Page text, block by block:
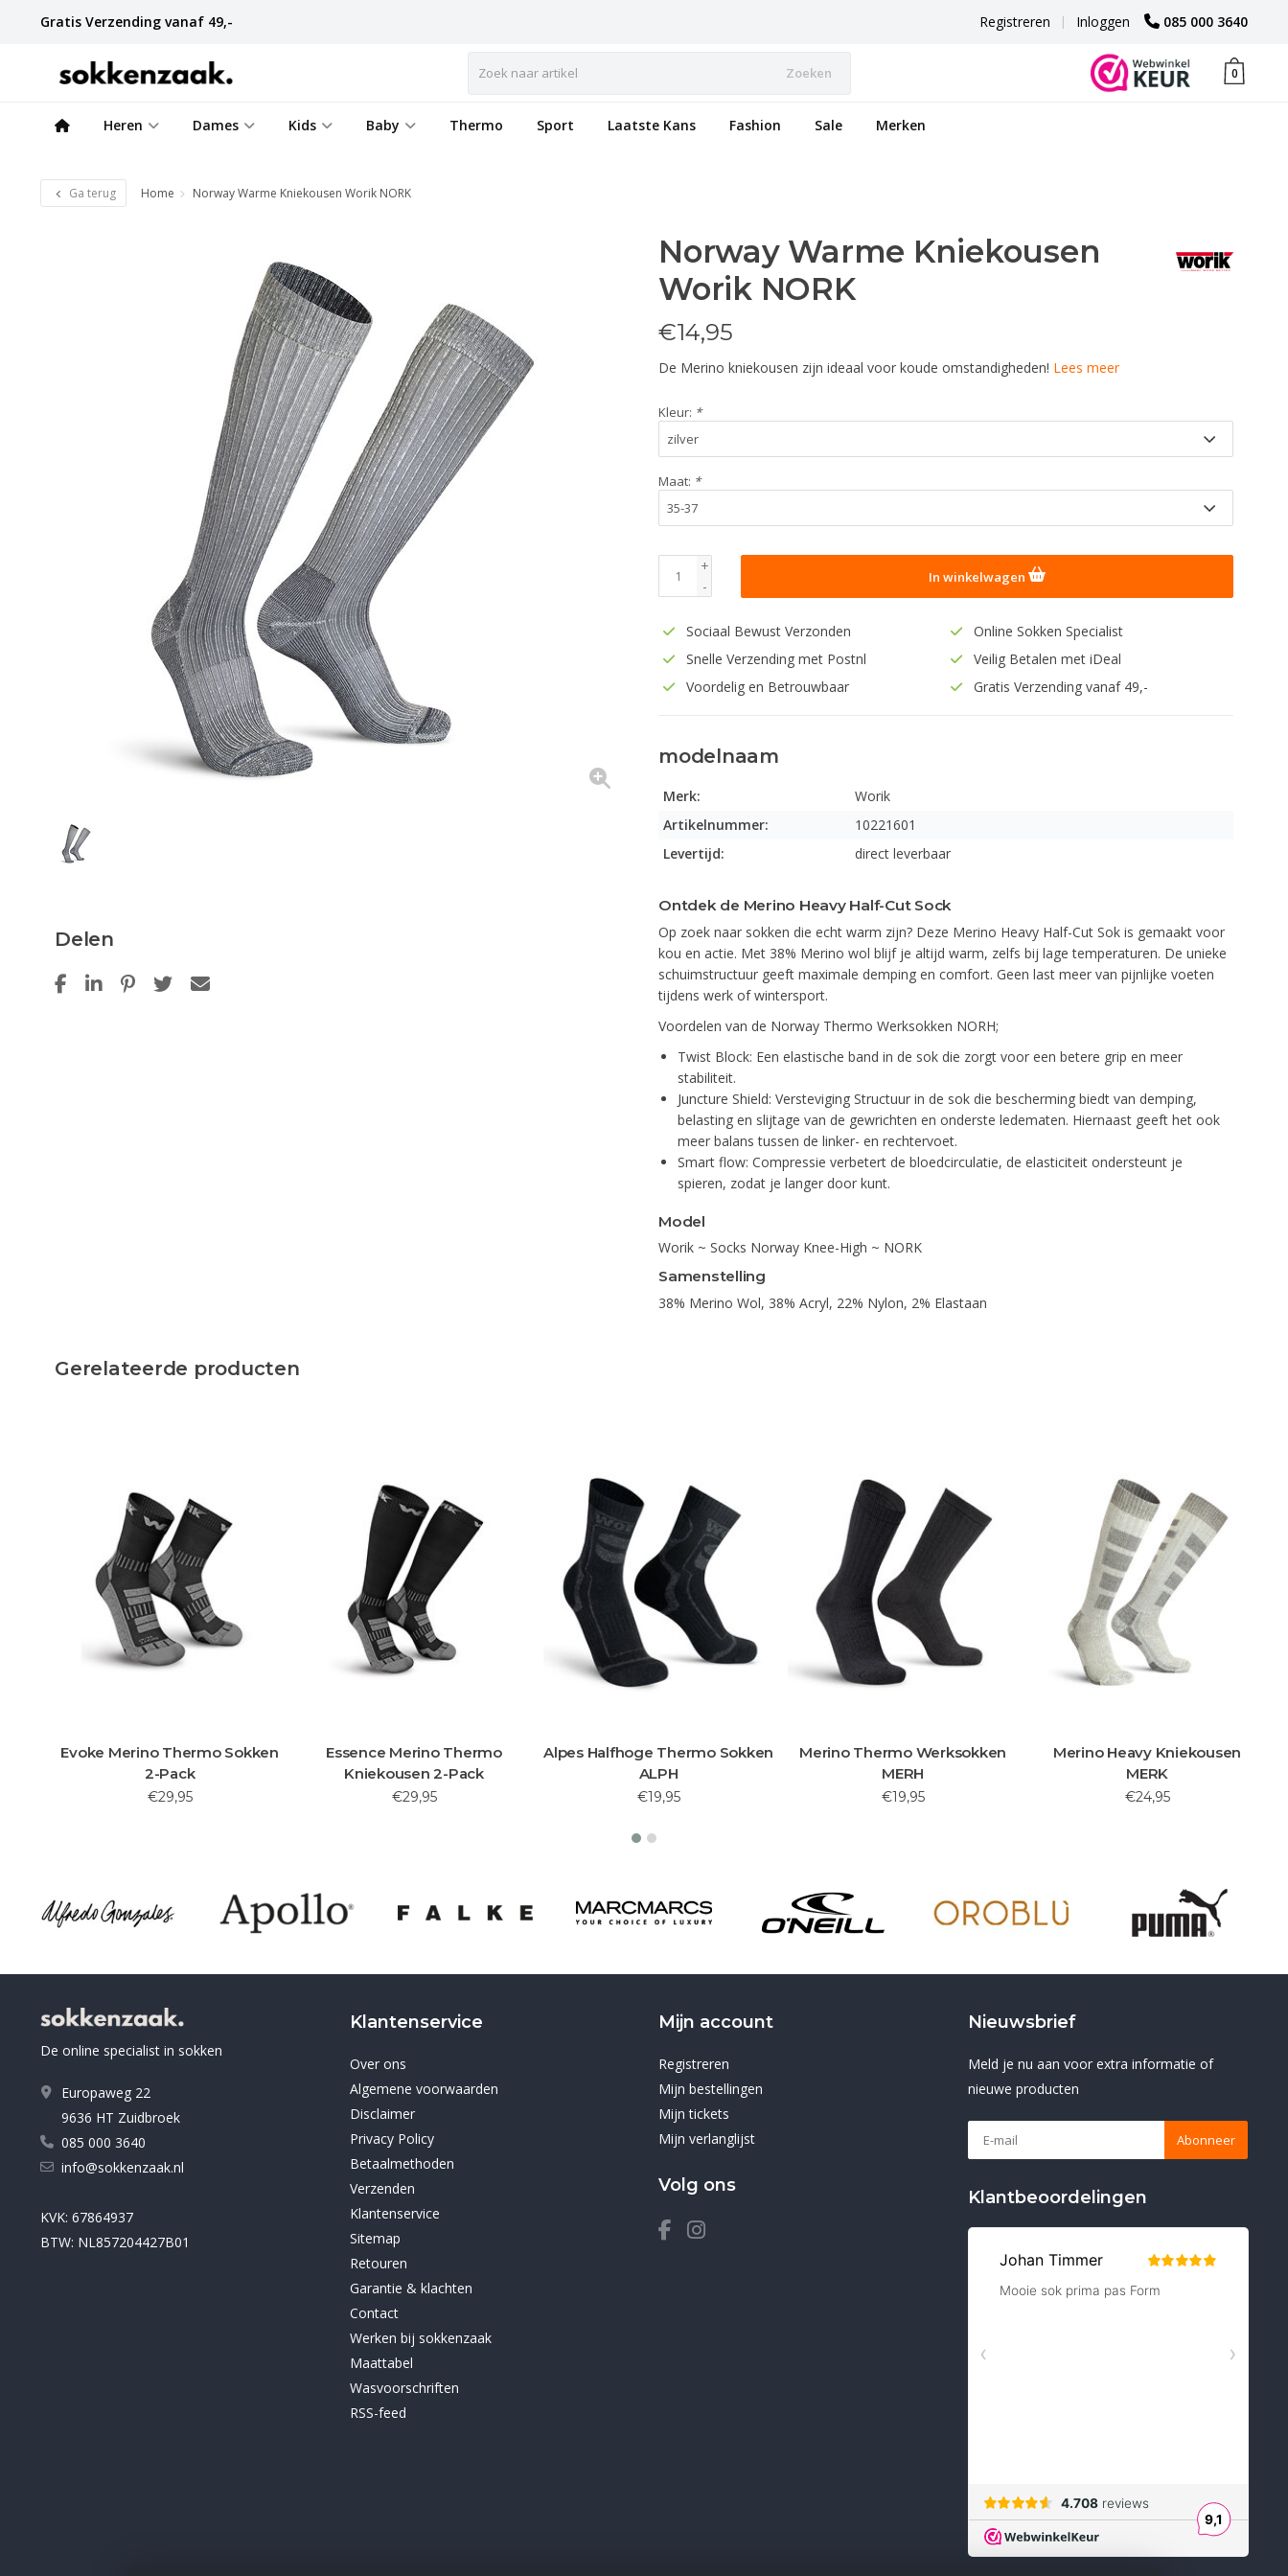
Gratis Verzending vanaf 49,- 085 000 3640
Inloggen
|
Registreren
Zoeken 0
Heren Dames Kids Baby Thermo Sport Laatste Kans Fashion Sale Merken
Ga terug Home Norway Warme Kniekousen Worik NORK
Delen
Norway Warme Kniekousen
Worik NORK
€14,95
De Merino kniekousen zijn ideaal voor koude omstandigheden! Lees meer
Kleur: *
Maat: *
+
-
In winkelwagen
Sociaal Bewust Verzonden
Online Sokken Specialist
Snelle Verzending met Postnl
Veilig Betalen met iDeal
Voordelig en Betrouwbaar
Gratis Verzending vanaf 49,-
modelnaam
Merk:
Worik
Artikelnummer:
10221601
Levertijd:
direct leverbaar
Ontdek de Merino Heavy Half-Cut Sock
Op zoek naar sokken die echt warm zijn? Deze Merino Heavy Half-Cut Sok is gemaakt voor
kou en actie. Met 38% Merino wol blijf je altijd warm, zelfs bij lage temperaturen. De unieke
schuimstructuur geeft maximale demping en comfort. Geen last meer van pijnlijke voeten
tijdens werk of wintersport.
Voordelen van de Norway Thermo Werksokken NORH;
Twist Block: Een elastische band in de sok die zorgt voor een betere grip en meer
stabiliteit.
Juncture Shield: Versteviging Structuur in de sok die bescherming biedt van demping,
belasting en slijtage van de gewrichten en onderste ledematen. Hiernaast geeft het ook
meer balans tussen de linker- en rechtervoet.
Smart flow: Compressie verbetert de bloedcirculatie, de elasticiteit ondersteunt je
spieren, zodat je langer door kunt.
Model
Worik ~ Socks Norway Knee-High ~ NORK
Samenstelling
38% Merino Wol, 38% Acryl, 22% Nylon, 2% Elastaan
Gerelateerde producten
Evoke Merino Thermo Sokken
2-Pack
€29,95
Essence Merino Thermo
Kniekousen 2-Pack
€29,95
Alpes Halfhoge Thermo Sokken
ALPH
€19,95
Merino Thermo Werksokken
MERH
€19,95
Merino Heavy Kniekousen
MERK
€24,95
De online specialist in sokken
Europaweg 22
9636 HT Zuidbroek
085 000 3640
info@sokkenzaak.nl
KVK: 67864937
BTW: NL857204427B01
Klantenservice
Over ons
Algemene voorwaarden
Disclaimer
Privacy Policy
Betaalmethoden
Verzenden
Klantenservice
Sitemap
Retouren
Garantie & klachten
Contact
Werken bij sokkenzaak
Maattabel
Wasvoorschriften
RSS-feed
Mijn account
Registreren
Mijn bestellingen
Mijn tickets
Mijn verlanglijst
Volg ons
Nieuwsbrief
Meld je nu aan voor extra informatie of
nieuwe producten
Abonneer
Klantbeoordelingen